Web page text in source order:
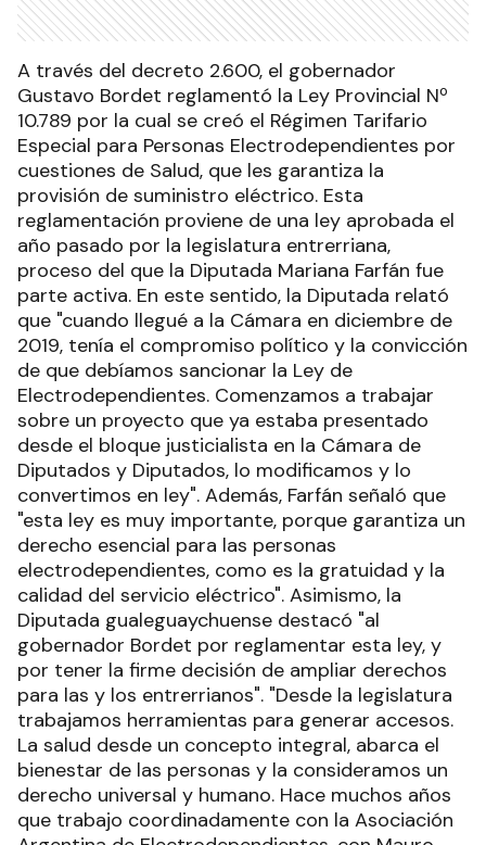
A través del decreto 2.600, el gobernador
Gustavo Bordet reglamentó la Ley Provincial Nº
10.789 por la cual se creó el Régimen Tarifario
Especial para Personas Electrodependientes por
cuestiones de Salud, que les garantiza la
provisión de suministro eléctrico. Esta
reglamentación proviene de una ley aprobada el
año pasado por la legislatura entrerriana,
proceso del que la Diputada Mariana Farfán fue
parte activa. En este sentido, la Diputada relató
que "cuando llegué a la Cámara en diciembre de
2019, tenía el compromiso político y la convicción
de que debíamos sancionar la Ley de
Electrodependientes. Comenzamos a trabajar
sobre un proyecto que ya estaba presentado
desde el bloque justicialista en la Cámara de
Diputados y Diputados, lo modificamos y lo
convertimos en ley". Además, Farfán señaló que
"esta ley es muy importante, porque garantiza un
derecho esencial para las personas
electrodependientes, como es la gratuidad y la
calidad del servicio eléctrico". Asimismo, la
Diputada gualeguaychuense destacó "al
gobernador Bordet por reglamentar esta ley, y
por tener la firme decisión de ampliar derechos
para las y los entrerrianos". "Desde la legislatura
trabajamos herramientas para generar accesos.
La salud desde un concepto integral, abarca el
bienestar de las personas y la consideramos un
derecho universal y humano. Hace muchos años
que trabajo coordinadamente con la Asociación